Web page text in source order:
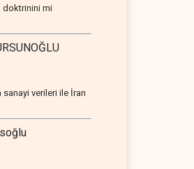
doktrinini mi
sanayi verileri ile İran